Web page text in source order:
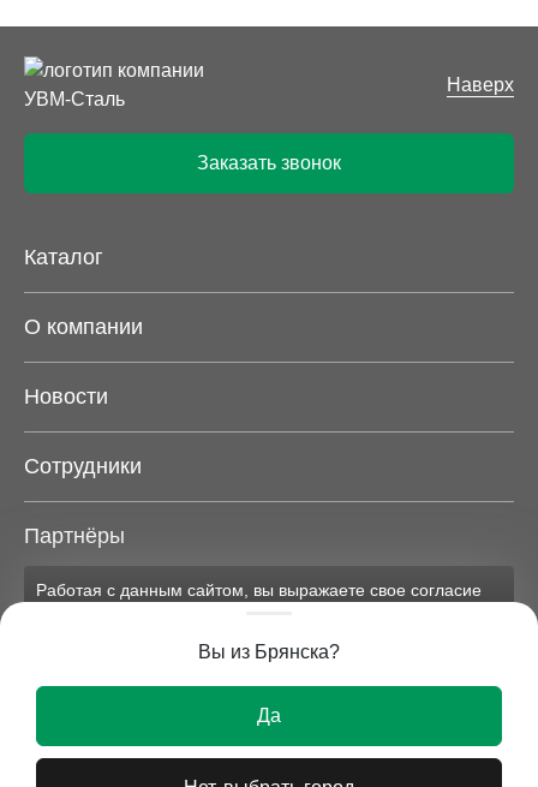
Наверх
Заказать звонок
Каталог
О компании
Новости
Сотрудники
Партнёры
Карта сайта
исключительно информационный характер и ни при
каких условиях не является публичной офертой.
Вы из Брянска?
Да
Работая с данным сайтом, вы выражаете свое согласие
данных на условиях, изложенных в
соответствующих